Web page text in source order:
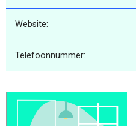
Website:
Telefoonnummer: